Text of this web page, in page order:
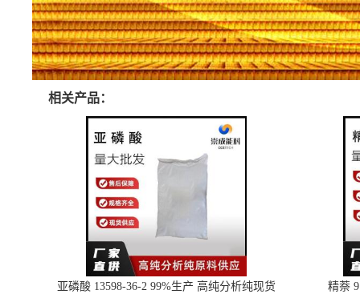
相关产品：
亚磷酸 13598-36-2 99%生产 高纯分析纯现货 精萘